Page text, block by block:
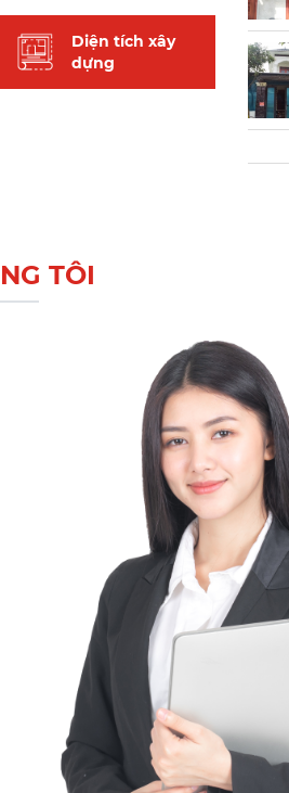
Diện tích xây
dựng
TÔI